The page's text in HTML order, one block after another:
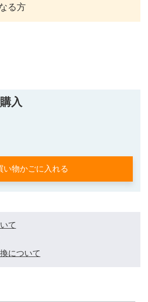
る方
入
い物かごに入れる
て
について